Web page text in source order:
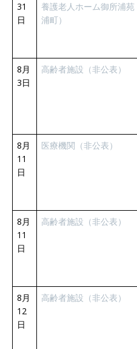
31
日
養護老人ホーム御所浦
浦町）
8月
3日
高齢者施設（非公表）
8月
11
日
医療機関（非公表）
8月
11
日
高齢者施設（非公表）
8月
12
日
高齢者施設（非公表）